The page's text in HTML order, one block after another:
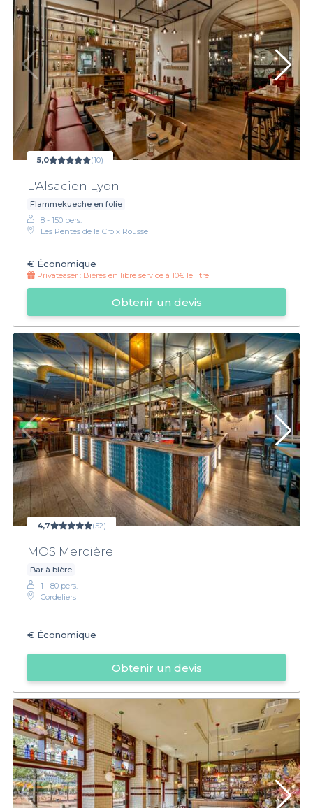
5,0 (10)
L'Alsacien Lyon
Flammekueche en folie
8 - 150 pers.
Les Pentes de la Croix Rousse
€ Économique
Privateaser : Bières en libre service à 10€ le litre
Obtenir un devis
4,7 (52)
MOS Mercière
Bar à bière
1 - 80 pers.
Cordeliers
€ Économique
Obtenir un devis